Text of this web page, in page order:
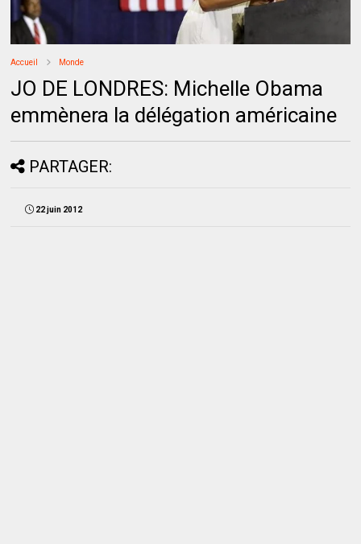
Accueil Monde
JO DE LONDRES: Michelle Obama
emmènera la délégation américaine
PARTAGER:
22 juin 2012